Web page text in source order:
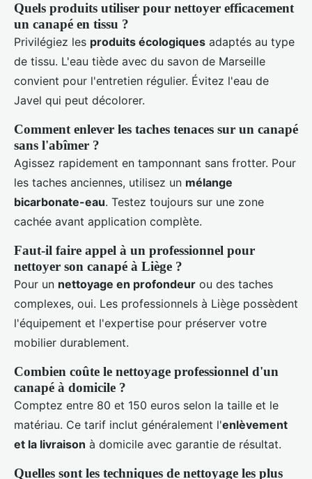
Quels produits utiliser pour nettoyer efficacement
un canapé en tissu ?
Privilégiez les produits écologiques adaptés au type
de tissu. L'eau tiède avec du savon de Marseille
convient pour l'entretien régulier. Évitez l'eau de
Javel qui peut décolorer.
Comment enlever les taches tenaces sur un canapé
sans l'abîmer ?
Agissez rapidement en tamponnant sans frotter. Pour
les taches anciennes, utilisez un mélange
bicarbonate-eau. Testez toujours sur une zone
cachée avant application complète.
Faut-il faire appel à un professionnel pour
nettoyer son canapé à Liège ?
Pour un nettoyage en profondeur ou des taches
complexes, oui. Les professionnels à Liège possèdent
l'équipement et l'expertise pour préserver votre
mobilier durablement.
Combien coûte le nettoyage professionnel d'un
canapé à domicile ?
Comptez entre 80 et 150 euros selon la taille et le
matériau. Ce tarif inclut généralement l'enlèvement
et la livraison à domicile avec garantie de résultat.
Quelles sont les techniques de nettoyage les plus